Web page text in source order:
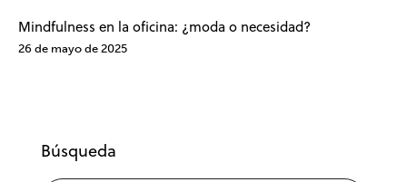
Mindfulness en la oficina: ¿moda o necesidad?
26 de mayo de 2025
Búsqueda